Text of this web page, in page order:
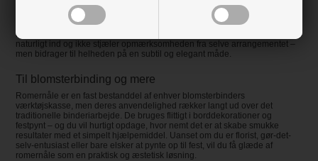
fødselsdag eller jul. Romernåle er også ideelle til at fastholde pynt på lys,
bordkort og andre kreative projekter.
De fås typisk i neutrale farver som sølv og perlemor, så de blender
naturligt ind og ikke stjæler opmærksomheden fra selve arrangementet –
men bidrager til helheden på en subtil og elegant måde.
Til blomsterbinding og mere
Romernåle er en fast bestanddel af enhver blomsterbinders
værktøjskasse, men deres anvendelighed rækker langt ud over det
traditionelle binderiarbejde. De bruges flittigt i borddekorationer og
festpynt – og du vil hurtigt opdage, hvor nemt det er at skabe smukke
resultater med et simpelt hjælpemiddel. Uanset om du er florist, gør-det-
selv-entusiast eller bare elsker at pynte op til fest, vil du få glæde af
romernåle som en praktisk og æstetisk løsning.